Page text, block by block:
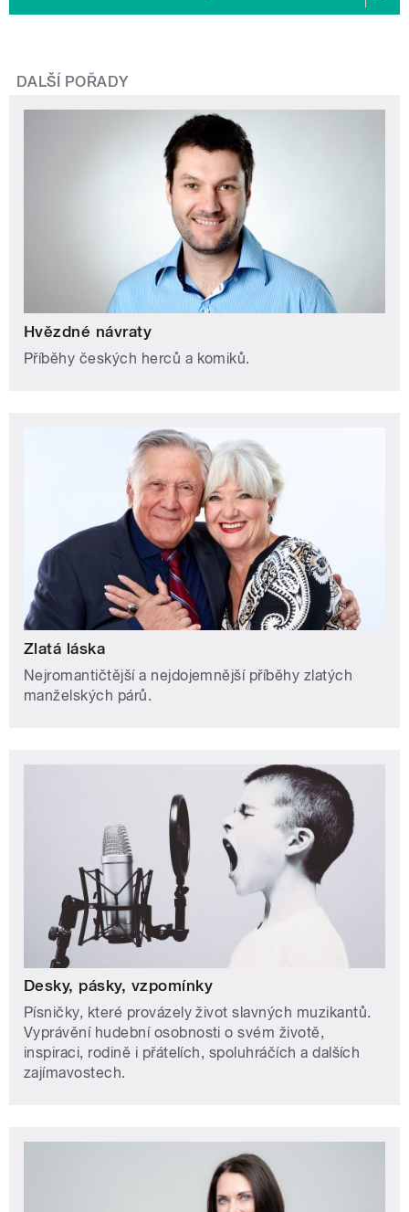
DALŠÍ POŘADY
Hvězdné návraty
Příběhy českých herců a komiků.
Zlatá láska
Nejromantičtější a nejdojemnější příběhy zlatých
manželských párů.
Desky, pásky, vzpomínky
Písničky, které provázely život slavných muzikantů.
Vyprávění hudební osobnosti o svém životě,
inspiraci, rodině i přátelích, spoluhráčích a dalších
zajímavostech.